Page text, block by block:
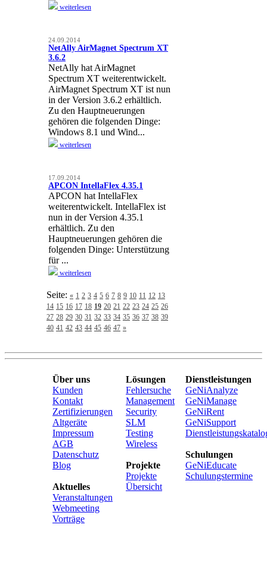
weiterlesen
24.09.2014
NetAlly AirMagnet Spectrum XT
3.6.2
NetAlly hat AirMagnet
Spectrum XT weiterentwickelt.
AirMagnet Spectrum XT ist nun
in der Version 3.6.2 erhältlich.
Zu den Hauptneuerungen
gehören die folgenden Dinge:
Windows 8.1 und Wind...
weiterlesen
17.09.2014
APCON IntellaFlex 4.35.1
APCON hat IntellaFlex
weiterentwickelt. IntellaFlex ist
nun in der Version 4.35.1
erhältlich. Zu den
Hauptneuerungen gehören die
folgenden Dinge: Unterstützung
für ...
weiterlesen
Seite: « 1 2 3 4 5 6 7 8 9 10 11 12 13
14 15 16 17 18 19 20 21 22 23 24 25 26
27 28 29 30 31 32 33 34 35 36 37 38 39
40 41 42 43 44 45 46 47 »
Über uns
Kunden
Kontakt
Zertifizierungen
Altgeräte
Impressum
AGB
Datenschutz
Blog
Aktuelles
Veranstaltungen
Webmeeting
Vorträge
Lösungen
Fehlersuche
Management
Security
SLM
Testing
Wireless
Projekte
Projekte
Übersicht
Dienstleistungen
GeNiAnalyze
GeNiManage
GeNiRent
GeNiSupport
Schulungen
GeNiEducate
Schulungstermine